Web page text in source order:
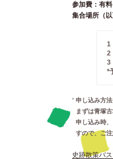
参加費：有料
集合場所（
1
2
3
*
申し込み方
まずは青塚
申し込み時
すので、ご
史跡散策バ